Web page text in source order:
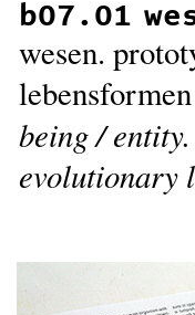
b07.01
wesen.
lebensformen
being /
evolutionary